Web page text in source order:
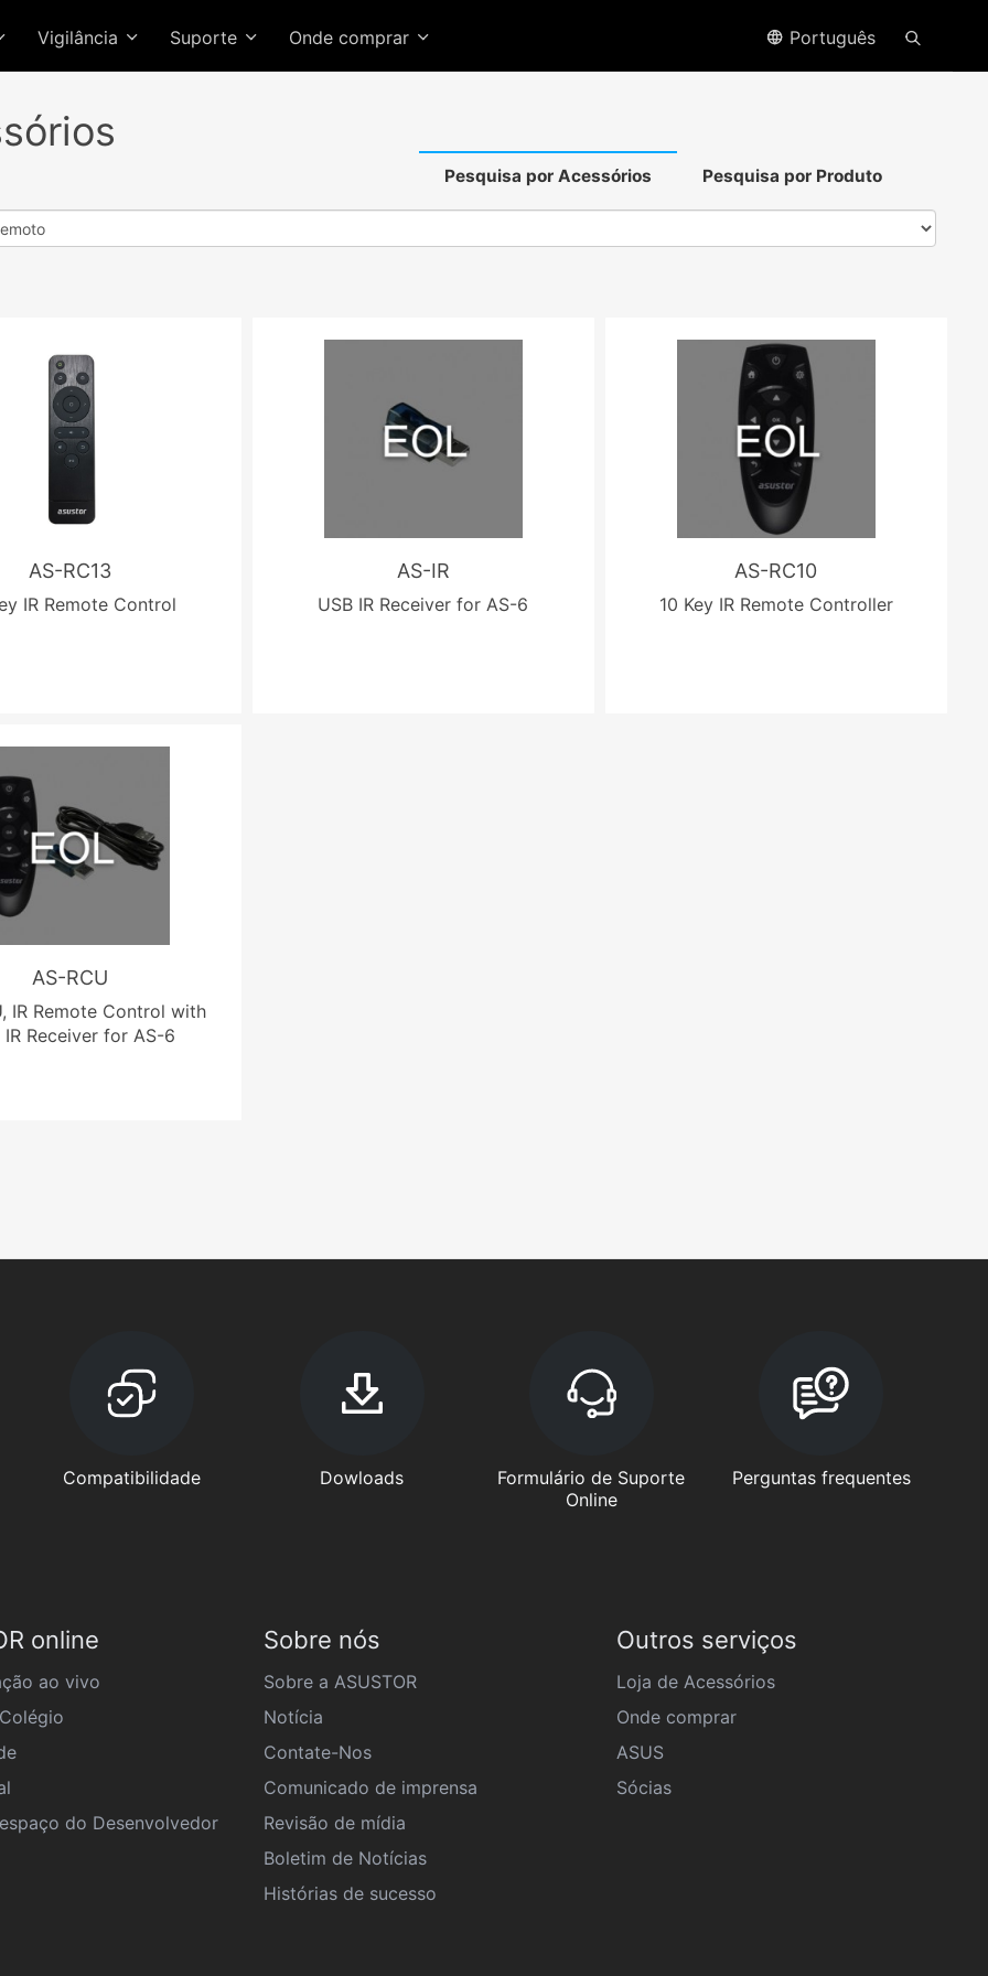
Vigilância Suporte Onde comprar Português
Pesquisa por Produto
Pesquisa por Acessórios
AS-RC13
IR Remote Control
AS-IR
USB IR Receiver for AS-6
AS-RC10
10 Key IR Remote Controller
AS-RCU
IR Remote Control with
IR Receiver for AS-6
Compatibilidade Dowloads
Formulário de Suporte
Online
Perguntas frequentes
online
ao vivo
do Desenvolvedor
Sobre nós
Sobre a ASUSTOR
Notícia
Contate-Nos
Comunicado de imprensa
Revisão de mídia
Boletim de Notícias
Histórias de sucesso
Outros serviços
Loja de Acessórios
Onde comprar
ASUS
Sócias